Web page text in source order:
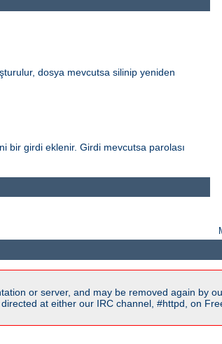
dosya mevcutsa silinip yeniden
bir girdi eklenir. Girdi mevcutsa parolası
or server, and may be removed again by
at either our IRC channel, #httpd, on